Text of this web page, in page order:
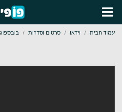
עמוד הבית וידאו סרטים וסדרות בובספוג